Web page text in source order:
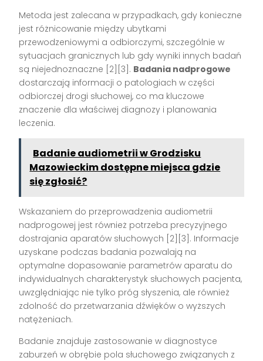
Metoda jest zalecana w przypadkach, gdy konieczne
jest różnicowanie między ubytkami
przewodzeniowymi a odbiorczymi, szczególnie w
sytuacjach granicznych lub gdy wyniki innych badań
są niejednoznaczne [2][3]. Badania nadprogowe
dostarczają informacji o patologiach w części
odbiorczej drogi słuchowej, co ma kluczowe
znaczenie dla właściwej diagnozy i planowania
leczenia.
Badanie audiometrii w Grodzisku
Mazowieckim dostępne miejsca gdzie
się zgłosić?
Wskazaniem do przeprowadzenia audiometrii
nadprogowej jest również potrzeba precyzyjnego
dostrajania aparatów słuchowych [2][3]. Informacje
uzyskane podczas badania pozwalają na
optymalne dopasowanie parametrów aparatu do
indywidualnych charakterystyk słuchowych pacjenta,
uwzględniając nie tylko próg słyszenia, ale również
zdolność do przetwarzania dźwięków o wyższych
natężeniach.
Badanie znajduje zastosowanie w diagnostyce
zaburzeń w obrębie pola słuchowego związanych z